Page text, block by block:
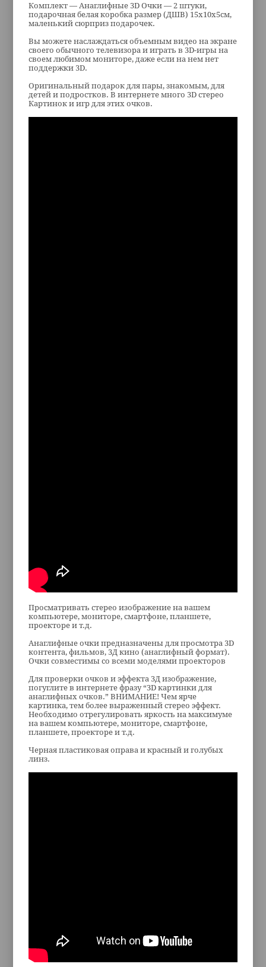
Комплект — Анаглифные 3D Очки — 2 штуки,
подарочная белая коробка размер (ДШВ) 15х10х5см,
маленький сюрприз подарочек.
Вы можете наслаждаться объемным видео на экране
своего обычного телевизора и играть в 3D-игры на
своем любимом мониторе, даже если на нем нет
поддержки 3D.
Оригинальный подарок для пары, знакомым, для
детей и подростков. В интернете много 3D стерео
Картинок и игр для этих очков.
Просматривать стерео изображение на вашем
компьютере, мониторе, смартфоне, планшете,
проекторе и т.д.
Анаглифные очки предназначены для просмотра 3D
контента, фильмов, 3Д кино (анаглифный формат).
Очки совместимы со всеми моделями проекторов
Для проверки очков и эффекта 3Д изображение,
погуглите в интернете фразу “3D картинки для
анаглифных очков.” ВНИМАНИЕ! Чем ярче
картинка, тем более выраженный стерео эффект.
Необходимо отрегулировать яркость на максимуме
на вашем компьютере, мониторе, смартфоне,
планшете, проекторе и т.д.
Черная пластиковая оправа и красный и голубых
линз.